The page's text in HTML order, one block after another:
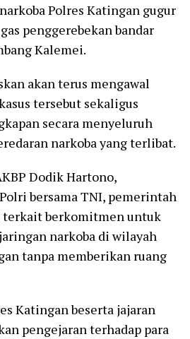
Polres Katingan gugur
penggerebekan bandar
Kalemei.
akan terus mengawal
tersebut sekaligus
secara menyeluruh
narkoba yang terlibat.
Dodik Hartono,
bersama TNI, pemerintah
terkait berkomitmen untuk
narkoba di wilayah
tanpa memberikan ruang
Katingan beserta jajaran
pengejaran terhadap para